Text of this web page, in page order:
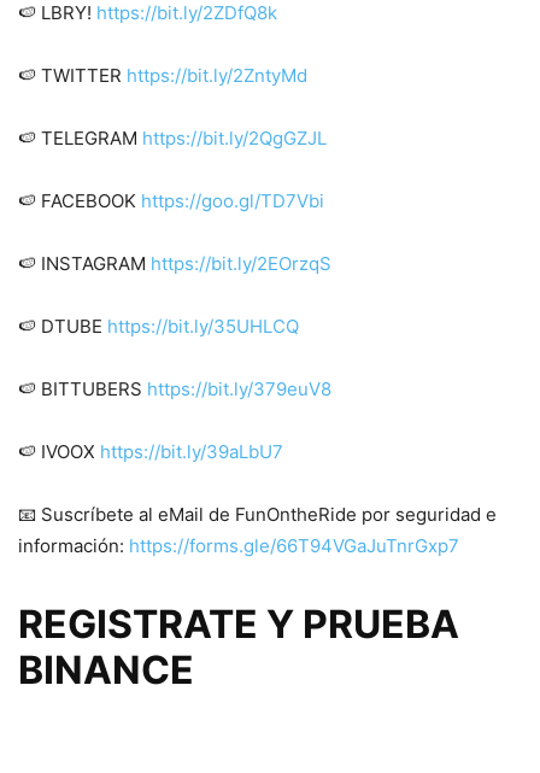
🍉 LBRY! https://bit.ly/2ZDfQ8k
🍉 TWITTER https://bit.ly/2ZntyMd
🍉 TELEGRAM https://bit.ly/2QgGZJL
🍉 FACEBOOK https://goo.gl/TD7Vbi
🍉 INSTAGRAM https://bit.ly/2EOrzqS
🍉 DTUBE https://bit.ly/35UHLCQ
🍉 BITTUBERS https://bit.ly/379euV8
🍉 IVOOX https://bit.ly/39aLbU7
📧 Suscríbete al eMail de FunOntheRide por seguridad e
información: https://forms.gle/66T94VGaJuTnrGxp7
REGISTRATE Y PRUEBA
BINANCE